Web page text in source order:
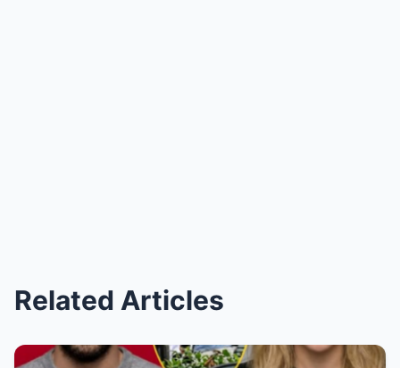
Related Articles